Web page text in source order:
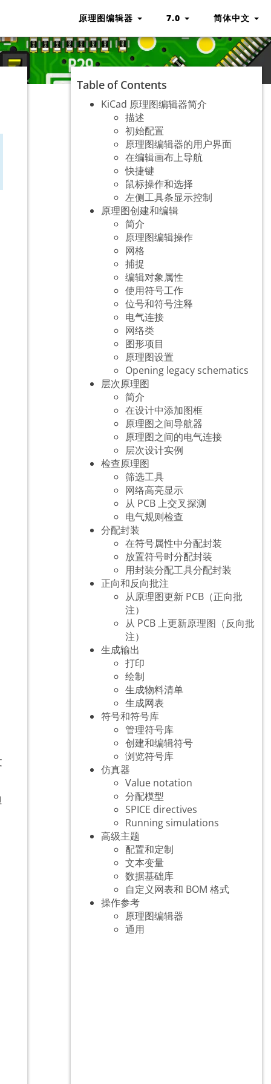
原理图编辑器 7.0 简体中文
Table of Contents
KiCad 原理图编辑器简介
描述
初始配置
原理图编辑器的用户界面
在编辑画布上导航
快捷键
鼠标操作和选择
左侧工具条显示控制
原理图创建和编辑
简介
原理图编辑操作
网格
捕捉
编辑对象属性
使用符号工作
位号和符号注释
电气连接
网络类
图形项目
原理图设置
Opening legacy schematics
层次原理图
简介
在设计中添加图框
原理图之间导航器
原理图之间的电气连接
层次设计实例
检查原理图
筛选工具
网络高亮显示
从 PCB 上交叉探测
电气规则检查
分配封装
在符号属性中分配封装
放置符号时分配封装
用封装分配工具分配封装
正向和反向批注
从原理图更新 PCB（正向批
注）
从 PCB 上更新原理图（反向批
注）
生成输出
打印
绘制
生成物料清单
生成网表
符号和符号库
管理符号库
创建和编辑符号
浏览符号库
仿真器
Value notation
分配模型
SPICE directives
Running simulations
高级主题
配置和定制
文本变量
数据基础库
自定义网表和 BOM 格式
操作参考
原理图编辑器
通用